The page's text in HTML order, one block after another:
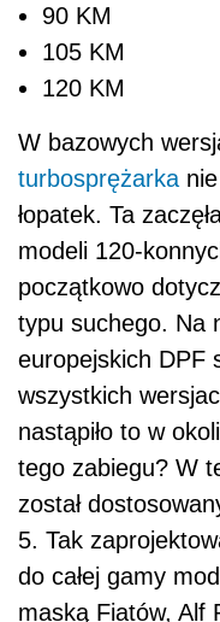
90 KM
105 KM
120 KM
W bazowych
turbosprężarka
łopatek. Ta
modeli 120-
początkowo
typu suchego. Na
europejskich DPF
wszystkich
nastąpiło to w
tego zabiegu? W
został
5. Tak
do całej gamy
maską Fiatów, Alf